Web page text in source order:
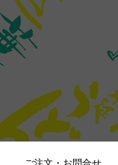
ご注文・お問合せ